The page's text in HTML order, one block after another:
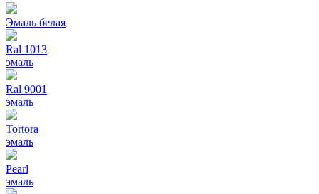
Эмаль белая
Ral 1013
эмаль
Ral 9001
эмаль
Tortora
эмаль
Pearl
эмаль